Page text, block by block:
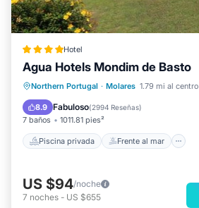
Hotel
Agua Hotels Mondim de Basto
Northern Portugal · Molares 1.79 mi al centro
8.9 Fabuloso(2994 Reseñas)
7 baños 1011.81 pies²
Piscina privada Frente al mar
Piscina privada
Frente al mar
Bañera de hidromasaje
US $94/noche
7 noches - US $655